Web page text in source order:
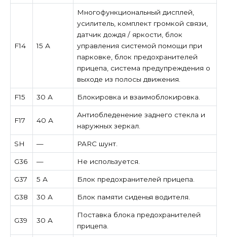
F14 15 А
Многофункциональный дисплей,
усилитель, комплект громкой связи,
датчик дождя / яркости, блок
управления системой помощи при
парковке, блок предохранителей
прицепа, система предупреждения о
выходе из полосы движения.
F15 30 А Блокировка и взаимоблокировка.
F17 40 А
Антиобледенение заднего стекла и
наружных зеркал.
SH — PARC шунт.
G36 — Не используется.
G37 5 А Блок предохранителей прицепа.
G38 30 А Блок памяти сиденья водителя.
G39 30 А
Поставка блока предохранителей
прицепа.